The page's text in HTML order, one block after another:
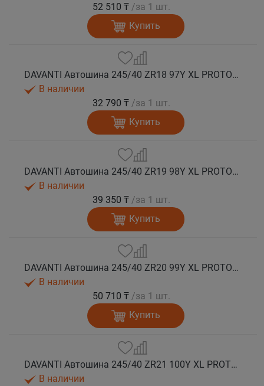
52 510 ₸ /за 1 шт.
Купить
DAVANTI Автошина 245/40 ZR18 97Y XL PROTOURA SPORT RPR лето
В наличии
32 790 ₸ /за 1 шт.
Купить
DAVANTI Автошина 245/40 ZR19 98Y XL PROTOURA SPORT RPR лето
В наличии
39 350 ₸ /за 1 шт.
Купить
DAVANTI Автошина 245/40 ZR20 99Y XL PROTOURA SPORT RPR лето
В наличии
50 710 ₸ /за 1 шт.
Купить
DAVANTI Автошина 245/40 ZR21 100Y XL PROTOURA SPORT RPR лето
В наличии